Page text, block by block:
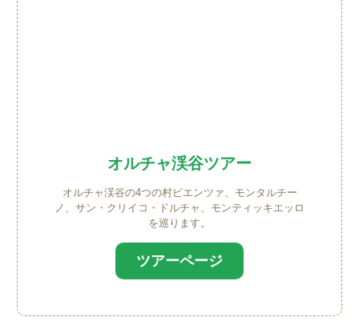
オルチャ渓谷ツアー
オルチャ渓谷の4つの村ピエンツァ、モンタルチー
ノ、サン・クリイコ・ドルチャ、モンティッキエッロ
を巡ります。
ツアーページ